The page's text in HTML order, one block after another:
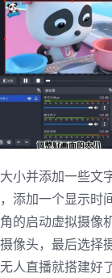
小并添加一些文
添加一个显示时
的启动虚拟摄像
像头，最后选择
人直播就搭建好